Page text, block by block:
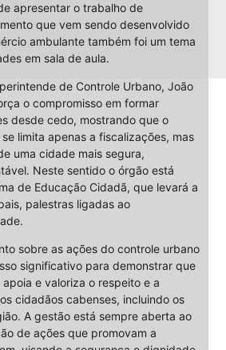
apresentar o trabalho de
que vem sendo desenvolvido
ambulante também foi um tema
em sala de aula.
de Controle Urbano, João
o compromisso em formar
desde cedo, mostrando que o
limita apenas a fiscalizações, mas
uma cidade mais segura,
Neste sentido o órgão está
de Educação Cidadã, que levará a
palestras ligadas ao
sobre as ações do controle urbano
significativo para demonstrar que
e valoriza o respeito e a
cidadãos cabenses, incluindo os
A gestão está sempre aberta ao
de ações que promovam a